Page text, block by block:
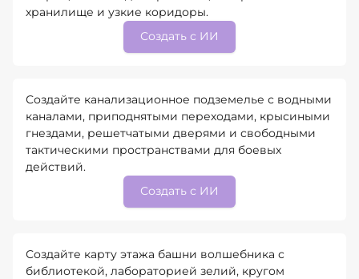
хранилище и узкие коридоры.
Создать с ИИ
Создайте канализационное подземелье с водными
каналами, приподнятыми переходами, крысиными
гнездами, решетчатыми дверями и свободными
тактическими пространствами для боевых
действий.
Создать с ИИ
Создайте карту этажа башни волшебника с
библиотекой, лабораторией зелий, кругом